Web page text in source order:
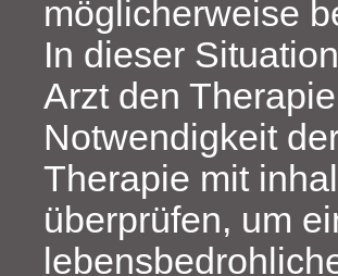
möglicherweise
In dieser
Arzt den
Notwendigkeit
Therapie mit
überprüfen, um